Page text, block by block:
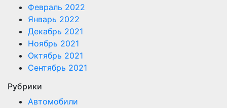
Февраль 2022
Январь 2022
Декабрь 2021
Ноябрь 2021
Октябрь 2021
Сентябрь 2021
Рубрики
Автомобили